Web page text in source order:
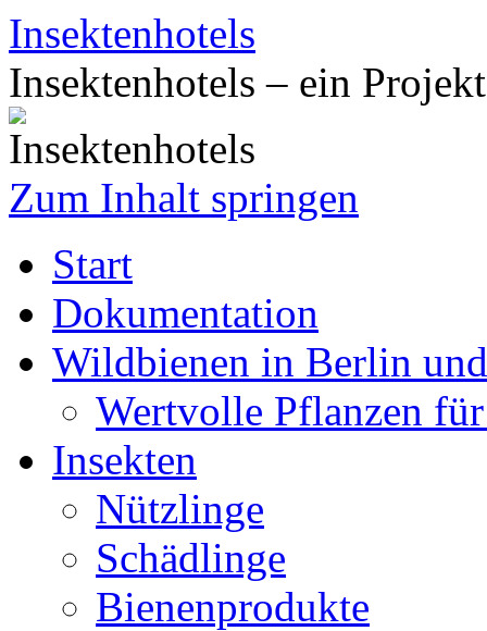
Insektenhotels
Insektenhotels – ein
Zum Inhalt springen
Start
Dokumentation
Wildbienen in Berlin
Wertvolle Pflanzen
Insekten
Nützlinge
Schädlinge
Bienenprodukte